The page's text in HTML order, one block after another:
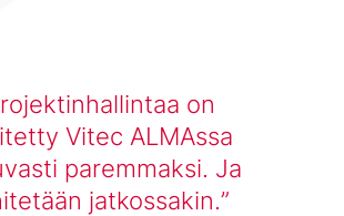
on
Vitec ALMAssa
paremmaksi. Ja
jatkossakin.